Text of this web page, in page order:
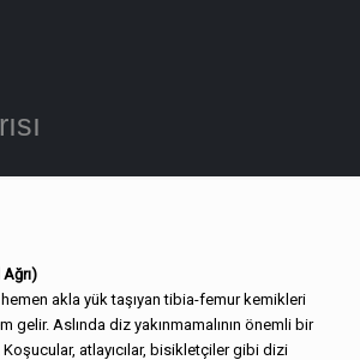
akla yük taşıyan tibia-femur kemikleri
gelir. Aslında diz yakınmamalının önemli bir
Koşucular, atlayıcılar, bisikletçiler gibi dizi